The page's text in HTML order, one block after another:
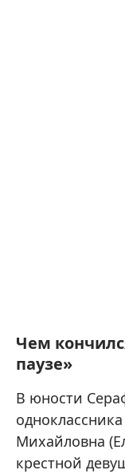
Чем
паузе»
В юности
Михайловна
крестной